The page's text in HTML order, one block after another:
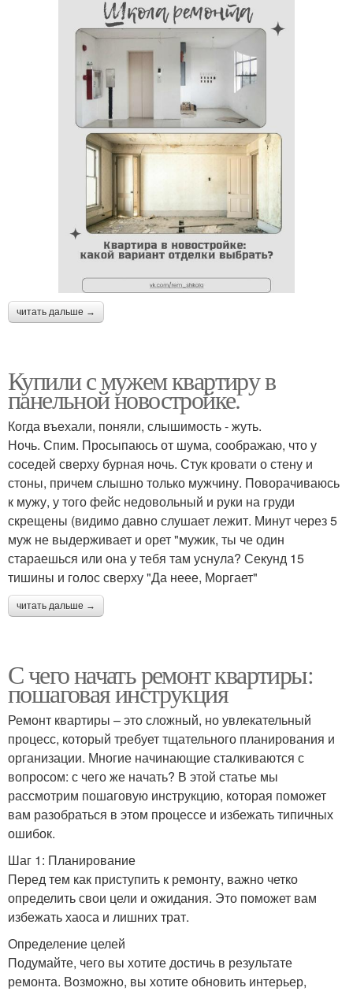
читать дальше →
Купили с мужем квартиру в
панельной новостройке.
Когда въехали, поняли, слышимость - жуть.
Ночь. Спим. Просыпаюсь от шума, соображаю, что у
соседей сверху бурная ночь. Стук кровати о стену и
стоны, причем слышно только мужчину. Поворачиваюсь
к мужу, у того фейс недовольный и руки на груди
скрещены (видимо давно слушает лежит. Минут через 5
муж не выдерживает и орет "мужик, ты че один
стараешься или она у тебя там уснула? Секунд 15
тишины и голос сверху "Да неее, Моргает"
читать дальше →
С чего начать ремонт квартиры:
пошаговая инструкция
Ремонт квартиры – это сложный, но увлекательный
процесс, который требует тщательного планирования и
организации. Многие начинающие сталкиваются с
вопросом: с чего же начать? В этой статье мы
рассмотрим пошаговую инструкцию, которая поможет
вам разобраться в этом процессе и избежать типичных
ошибок.
Шаг 1: Планирование
Перед тем как приступить к ремонту, важно четко
определить свои цели и ожидания. Это поможет вам
избежать хаоса и лишних трат.
Определение целей
Подумайте, чего вы хотите достичь в результате
ремонта. Возможно, вы хотите обновить интерьер,